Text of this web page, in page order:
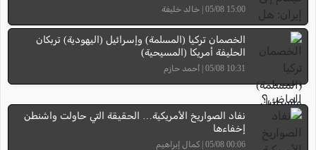
15:00 05/08 | خالد خليفة
الخصمان تركيا (المسلمة) وإسرائيل (اليهودية) تربكان
الحليفة أمريكا (المسيحية)
10:31 05/08 | أحمد حازم
نفاد الصواريخ الأمريكية… الحقيقة التي حاولت واشنطن
إخفاءها
00:06 05/08 | كمال إبراهيم